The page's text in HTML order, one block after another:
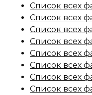
Список всех
Список всех
Список всех
Список всех
Список всех
Список всех
Список всех
Список всех